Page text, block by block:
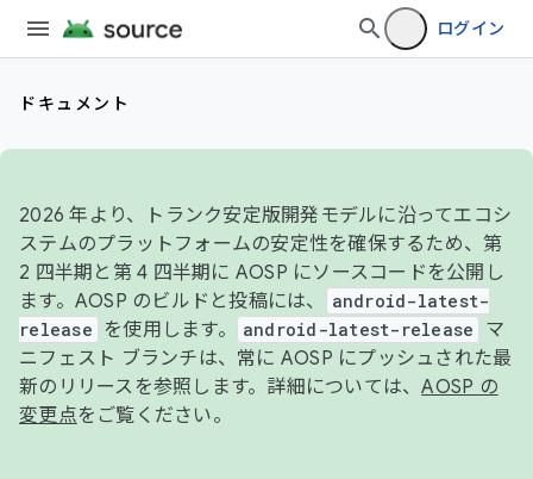
ログイン
ドキュメント
2026 年より、トランク安定版開発モデルに沿ってエコシ
ステムのプラットフォームの安定性を確保するため、第
2 四半期と第 4 四半期に AOSP にソースコードを公開し
ます。AOSP のビルドと投稿には、
android-latest-
release
を使用します。 android-latest-release
マ
ニフェスト ブランチは、常に AOSP にプッシュされた最
新のリリースを参照します。詳細については、AOSP の
変更点をご覧ください。